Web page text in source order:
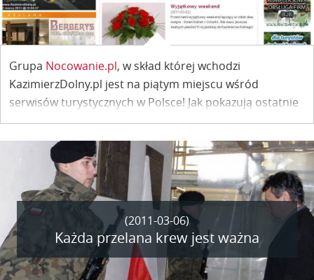
Grupa Nocowanie.pl, w skład której wchodzi
KazimierzDolny.pl jest na piątym miejscu wśród
serwisów turystycznych w Polsce! Jak pokazują ostatnie
wyniki badań Gemius Megapanel za grudzień 2010,
Nocowanie pokonało w końcu swojego największego
konkurenta – grupę Eholiday.pl.
(2011-03-06)
Każda przelana krew jest ważna